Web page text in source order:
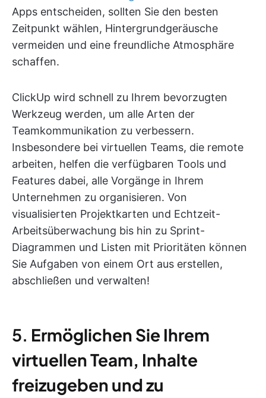
Apps entscheiden, sollten Sie den besten
Zeitpunkt wählen, Hintergrundgeräusche
vermeiden und eine freundliche Atmosphäre
schaffen.
ClickUp wird schnell zu Ihrem bevorzugten
Werkzeug werden, um alle Arten der
Teamkommunikation zu verbessern.
Insbesondere bei virtuellen Teams, die remote
arbeiten, helfen die verfügbaren Tools und
Features dabei, alle Vorgänge in Ihrem
Unternehmen zu organisieren. Von
visualisierten Projektkarten und Echtzeit-
Arbeitsüberwachung bis hin zu Sprint-
Diagrammen und Listen mit Prioritäten können
Sie Aufgaben von einem Ort aus erstellen,
abschließen und verwalten!
5. Ermöglichen Sie Ihrem
virtuellen Team, Inhalte
freizugeben und zu